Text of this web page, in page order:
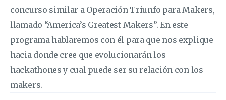
concurso similar a Operación Triunfo para Makers,
llamado “America’s Greatest Makers”. En este
programa hablaremos con él para que nos explique
hacia donde cree que evolucionarán los
hackathones y cual puede ser su relación con los
makers.